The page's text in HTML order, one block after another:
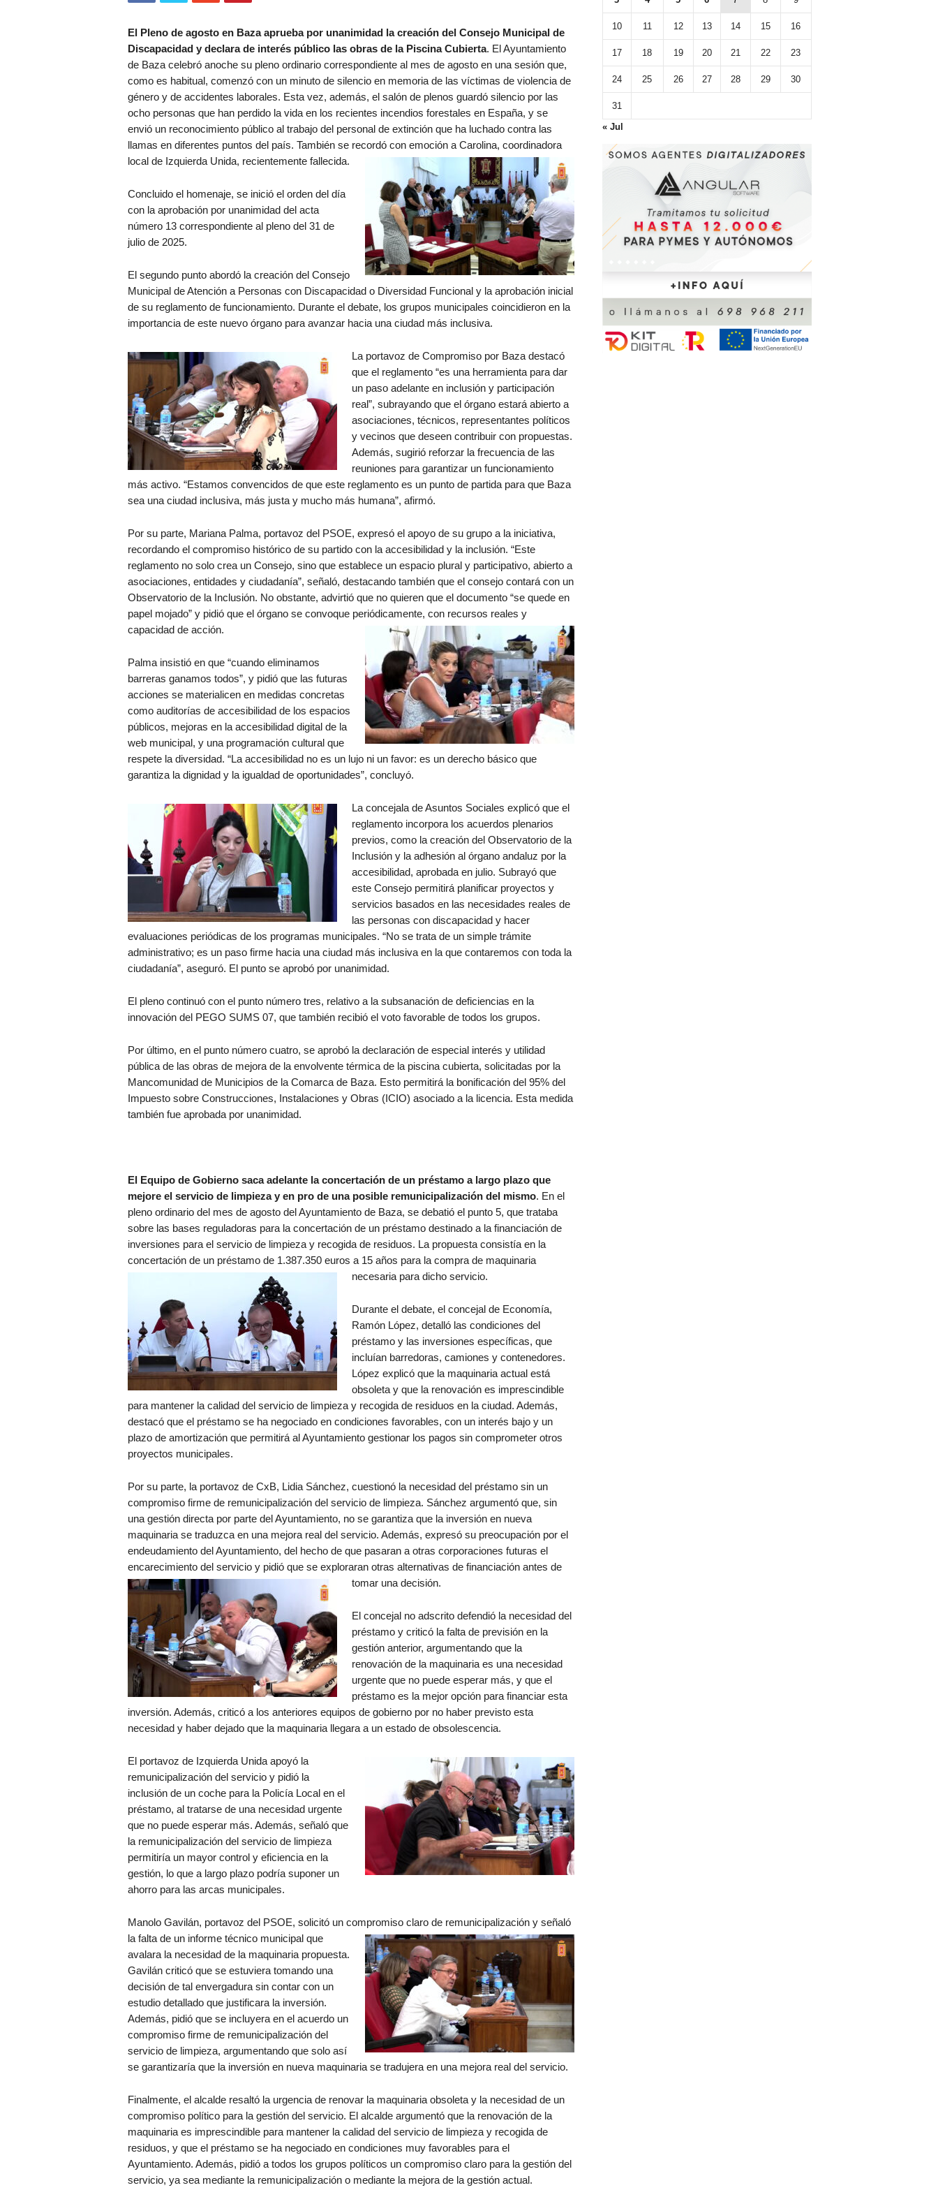
El Pleno de agosto en Baza aprueba por unanimidad la creación del Consejo Municipal de
Discapacidad y declara de interés público las obras de la Piscina Cubierta. El Ayuntamiento
de Baza celebró anoche su pleno ordinario correspondiente al mes de agosto en una sesión que,
como es habitual, comenzó con un minuto de silencio en memoria de las víctimas de violencia de
género y de accidentes laborales. Esta vez, además, el salón de plenos guardó silencio por las
ocho personas que han perdido la vida en los recientes incendios forestales en España, y se
envió un reconocimiento público al trabajo del personal de extinción que ha luchado contra las
llamas en diferentes puntos del país. También se recordó con emoción a Carolina, coordinadora
local de Izquierda Unida, recientemente fallecida.
Concluido el homenaje, se inició el orden del día
con la aprobación por unanimidad del acta
número 13 correspondiente al pleno del 31 de
julio de 2025.
El segundo punto abordó la creación del Consejo
Municipal de Atención a Personas con Discapacidad o Diversidad Funcional y la aprobación inicial
de su reglamento de funcionamiento. Durante el debate, los grupos municipales coincidieron en la
importancia de este nuevo órgano para avanzar hacia una ciudad más inclusiva.
La portavoz de Compromiso por Baza destacó
que el reglamento “es una herramienta para dar
un paso adelante en inclusión y participación
real”, subrayando que el órgano estará abierto a
asociaciones, técnicos, representantes políticos
y vecinos que deseen contribuir con propuestas.
Además, sugirió reforzar la frecuencia de las
reuniones para garantizar un funcionamiento
más activo. “Estamos convencidos de que este reglamento es un punto de partida para que Baza
sea una ciudad inclusiva, más justa y mucho más humana”, afirmó.
Por su parte, Mariana Palma, portavoz del PSOE, expresó el apoyo de su grupo a la iniciativa,
recordando el compromiso histórico de su partido con la accesibilidad y la inclusión. “Este
reglamento no solo crea un Consejo, sino que establece un espacio plural y participativo, abierto a
asociaciones, entidades y ciudadanía”, señaló, destacando también que el consejo contará con un
Observatorio de la Inclusión. No obstante, advirtió que no quieren que el documento “se quede en
papel mojado” y pidió que el órgano se convoque periódicamente, con recursos reales y
capacidad de acción.
Palma insistió en que “cuando eliminamos
barreras ganamos todos”, y pidió que las futuras
acciones se materialicen en medidas concretas
como auditorías de accesibilidad de los espacios
públicos, mejoras en la accesibilidad digital de la
web municipal, y una programación cultural que
respete la diversidad. “La accesibilidad no es un lujo ni un favor: es un derecho básico que
garantiza la dignidad y la igualdad de oportunidades”, concluyó.
La concejala de Asuntos Sociales explicó que el
reglamento incorpora los acuerdos plenarios
previos, como la creación del Observatorio de la
Inclusión y la adhesión al órgano andaluz por la
accesibilidad, aprobada en julio. Subrayó que
este Consejo permitirá planificar proyectos y
servicios basados en las necesidades reales de
las personas con discapacidad y hacer
evaluaciones periódicas de los programas municipales. “No se trata de un simple trámite
administrativo; es un paso firme hacia una ciudad más inclusiva en la que contaremos con toda la
ciudadanía”, aseguró. El punto se aprobó por unanimidad.
El pleno continuó con el punto número tres, relativo a la subsanación de deficiencias en la
innovación del PEGO SUMS 07, que también recibió el voto favorable de todos los grupos.
Por último, en el punto número cuatro, se aprobó la declaración de especial interés y utilidad
pública de las obras de mejora de la envolvente térmica de la piscina cubierta, solicitadas por la
Mancomunidad de Municipios de la Comarca de Baza. Esto permitirá la bonificación del 95% del
Impuesto sobre Construcciones, Instalaciones y Obras (ICIO) asociado a la licencia. Esta medida
también fue aprobada por unanimidad.
El Equipo de Gobierno saca adelante la concertación de un préstamo a largo plazo que
mejore el servicio de limpieza y en pro de una posible remunicipalización del mismo. En el
pleno ordinario del mes de agosto del Ayuntamiento de Baza, se debatió el punto 5, que trataba
sobre las bases reguladoras para la concertación de un préstamo destinado a la financiación de
inversiones para el servicio de limpieza y recogida de residuos. La propuesta consistía en la
concertación de un préstamo de 1.387.350 euros a 15 años para la compra de maquinaria
necesaria para dicho servicio.
Durante el debate, el concejal de Economía,
Ramón López, detalló las condiciones del
préstamo y las inversiones específicas, que
incluían barredoras, camiones y contenedores.
López explicó que la maquinaria actual está
obsoleta y que la renovación es imprescindible
para mantener la calidad del servicio de limpieza y recogida de residuos en la ciudad. Además,
destacó que el préstamo se ha negociado en condiciones favorables, con un interés bajo y un
plazo de amortización que permitirá al Ayuntamiento gestionar los pagos sin comprometer otros
proyectos municipales.
Por su parte, la portavoz de CxB, Lidia Sánchez, cuestionó la necesidad del préstamo sin un
compromiso firme de remunicipalización del servicio de limpieza. Sánchez argumentó que, sin
una gestión directa por parte del Ayuntamiento, no se garantiza que la inversión en nueva
maquinaria se traduzca en una mejora real del servicio. Además, expresó su preocupación por el
endeudamiento del Ayuntamiento, del hecho de que pasaran a otras corporaciones futuras el
encarecimiento del servicio y pidió que se exploraran otras alternativas de financiación antes de
tomar una decisión.
El concejal no adscrito defendió la necesidad del
préstamo y criticó la falta de previsión en la
gestión anterior, argumentando que la
renovación de la maquinaria es una necesidad
urgente que no puede esperar más, y que el
préstamo es la mejor opción para financiar esta
inversión. Además, criticó a los anteriores equipos de gobierno por no haber previsto esta
necesidad y haber dejado que la maquinaria llegara a un estado de obsolescencia.
El portavoz de Izquierda Unida apoyó la
remunicipalización del servicio y pidió la
inclusión de un coche para la Policía Local en el
préstamo, al tratarse de una necesidad urgente
que no puede esperar más. Además, señaló que
la remunicipalización del servicio de limpieza
permitiría un mayor control y eficiencia en la
gestión, lo que a largo plazo podría suponer un
ahorro para las arcas municipales.
Manolo Gavilán, portavoz del PSOE, solicitó un compromiso clarode remunicipalización y señaló
la falta de un informe técnico municipal que
avalara la necesidad de la maquinaria propuesta.
Gavilán criticó que se estuviera tomando una
decisión de tal envergadura sin contar con un
estudio detallado que justificara la inversión.
Además, pidió que se incluyera en el acuerdo un
compromiso firme de remunicipalización del
servicio de limpieza, argumentando que solo así
se garantizaría que la inversión en nueva maquinaria se tradujera en una mejora real del servicio.
Finalmente, el alcalde resaltó la urgencia de renovar la maquinaria obsoleta y la necesidad de un
compromiso político para la gestión del servicio. El alcalde argumentó que la renovación de la
maquinaria es imprescindible para mantener la calidad del servicio de limpieza y recogida de
residuos, y que el préstamo se ha negociado en condiciones muy favorables para el
Ayuntamiento. Además, pidió a todos los grupos políticos un compromiso claro para la gestión del
servicio, ya sea mediante la remunicipalización o mediante la mejora de la gestión actual.
10 11 12 13 14 15 16
17 18 19 20 21 22 23
24 25 26 27 28 29 30
31
« Jul